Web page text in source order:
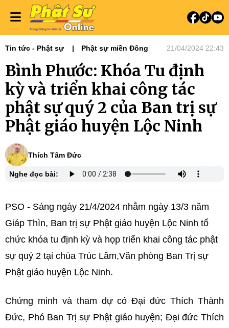
Tin tức - Phật sự Phật sự miền Đông 21/04/2024 22:43
Bình Phước: Khóa Tu định
kỳ và triển khai công tác
phật sự quý 2 của Ban trị sự
Phật giáo huyện Lộc Ninh
Thích Tâm Đức
Nghe đọc bài:
PSO - Sáng ngày 21/4/2024 nhằm ngày 13/3 năm
Giáp Thìn, Ban trị sự Phật giáo huyện Lộc Ninh tổ
chức khóa tu định kỳ và họp triển khai công tác phật
sự quý 2 tại chùa Trúc Lâm,Văn phòng Ban Trị sự
Phật giáo huyện Lộc Ninh.
Chứng minh và tham dự có Đại đức Thích Thành
Đức, Phó Ban Trị sự Phật giáo huyện; Đại đức Thích